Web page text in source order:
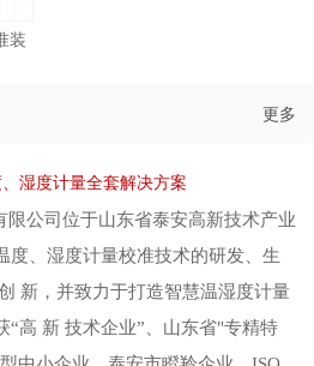
装
更多
湿度计量全套解决方案
公司位于山东省泰安高新技术产业
度、湿度计量校准技术的研发、生
新，并致力于打造智慧温湿度计量
“高 新 技术企业”、山东省"专精特